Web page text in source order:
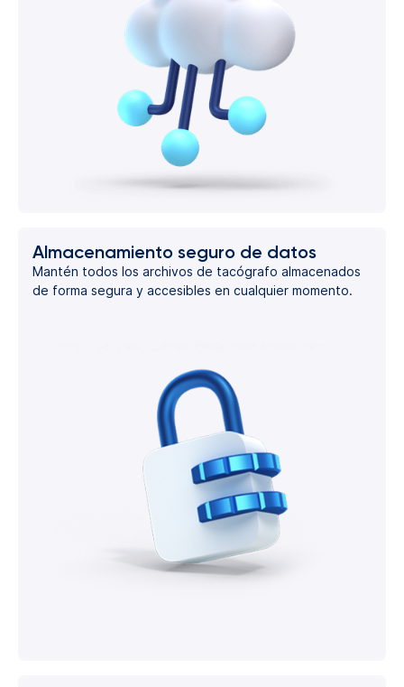
Almacenamiento seguro de datos
Mantén todos los archivos de tacógrafo almacenados
de forma segura y accesibles en cualquier momento.